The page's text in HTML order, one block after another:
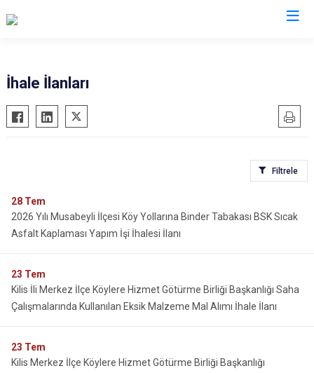
İhale İlanları
Filtrele
28 Tem
2026 Yılı Musabeyli İlçesi Köy Yollarına Binder Tabakası BSK Sıcak
Asfalt Kaplaması Yapım İşi İhalesi İlanı
23 Tem
Kilis İli Merkez İlçe Köylere Hizmet Götürme Birliği Başkanlığı Saha
Çalışmalarında Kullanılan Eksik Malzeme Mal Alımı İhale İlanı
23 Tem
Kilis Merkez İlçe Köylere Hizmet Götürme Birliği Başkanlığı